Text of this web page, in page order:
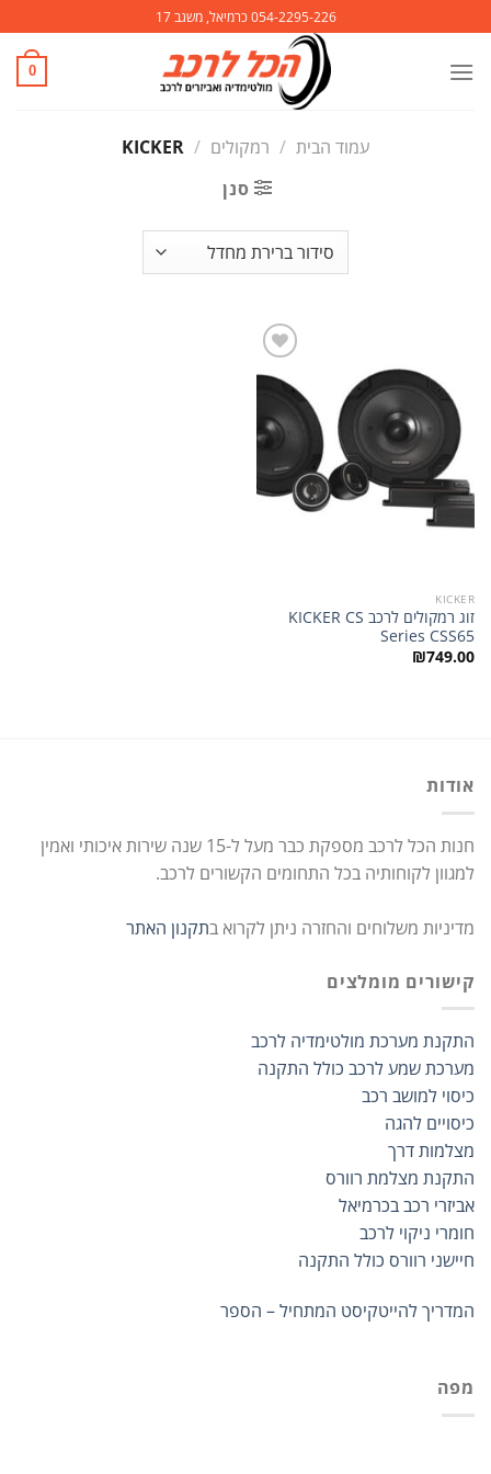
to
content
054-2295-226 כרמיאל, משגב 17
0
עמוד הבית / רמקולים /
סנן
הוסף
לרשימת
המשאלות
KICKER
זוג רמקולים לרכב KICKER CS
Series CSS65
₪749.00
אודות
חנות הכל לרכב מספקת כבר מעל ל-15 שנה שירות איכותי ואמין
למגוון לקוחותיה בכל התחומים הקשורים לרכב.
מדיניות משלוחים והחזרה ניתן לקרוא בתקנון האתר
קישורים מומלצים
התקנת מערכת מולטימדיה לרכב
מערכת שמע לרכב כולל התקנה
כיסוי למושב רכב
כיסויים להגה
מצלמות דרך
התקנת מצלמת רוורס
אביזרי רכב בכרמיאל
חומרי ניקוי לרכב
חיישני רוורס כולל התקנה
המדריך להייטקיסט המתחיל – הספר
מפה